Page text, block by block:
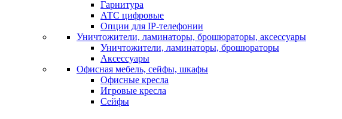
Гарнитура
АТС цифровые
Опции для IP-телефонии
Уничтожители, ламинаторы, брошюраторы, аксессуары
Уничтожители, ламинаторы, брошюраторы
Аксессуары
Офисная мебель, сейфы, шкафы
Офисные кресла
Игровые кресла
Сейфы